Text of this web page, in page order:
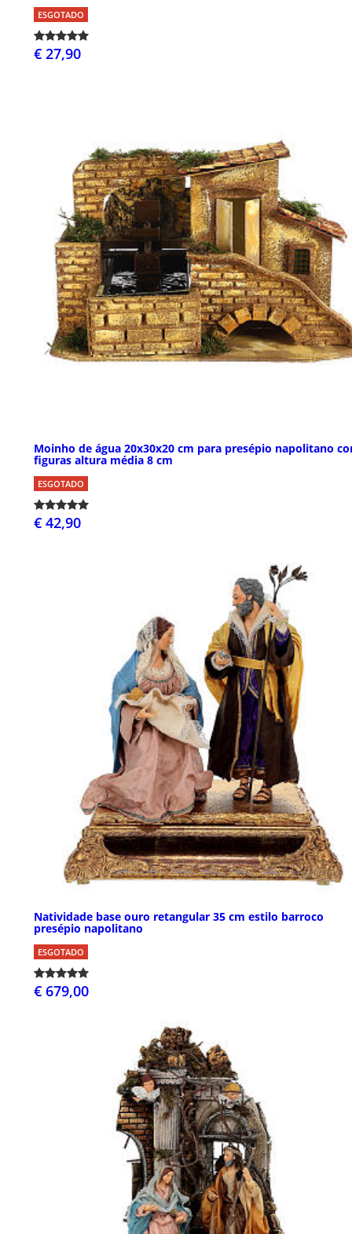
ESGOTADO
€ 27,90
Moinho de água 20x30x20 cm para presépio napolitano
figuras altura média 8 cm
ESGOTADO
€ 42,90
Natividade base ouro retangular 35 cm estilo barroco
presépio napolitano
ESGOTADO
€ 679,00